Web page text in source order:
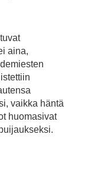
aina,
vaikka häntä
huomasivat